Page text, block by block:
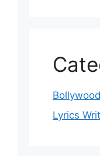
Bollywood
Lyrics